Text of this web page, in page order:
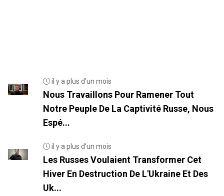
il y a plus d'un mois
Nous Travaillons Pour Ramener Tout
Notre Peuple De La Captivité Russe, Nous
Espé...
il y a plus d'un mois
Les Russes Voulaient Transformer Cet
Hiver En Destruction De L'Ukraine Et Des
Uk...